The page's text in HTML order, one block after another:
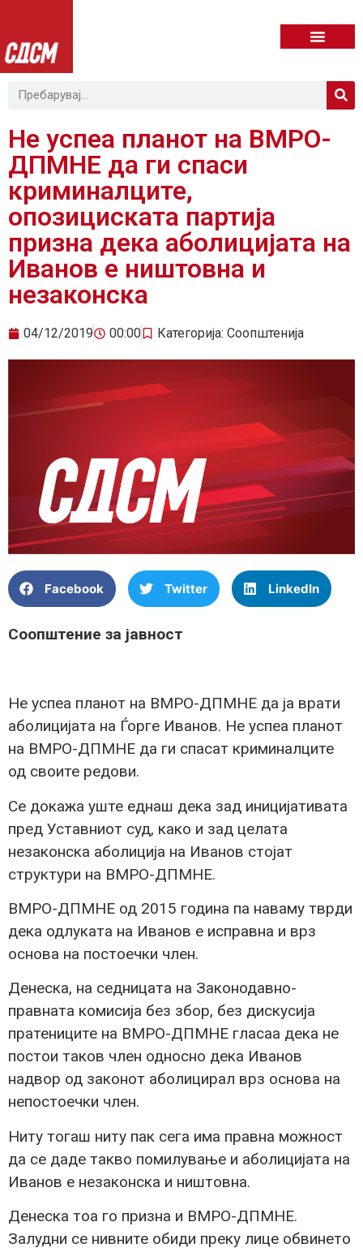
Не успеа планот на ВМРО-
ДПМНЕ да ги спаси
криминалците,
опозициската партија
призна дека аболицијата на
Иванов е ништовна и
незаконска
04/12/2019 00:00 Категорија: Соопштенија
Facebook Twitter LinkedIn
Соопштение за јавност
Не успеа планот на ВМРО-ДПМНЕ да ја врати
аболицијата на Ѓорге Иванов. Не успеа планот
на ВМРО-ДПМНЕ да ги спасат криминалците
од своите редови.
Се докажа уште еднаш дека зад иницијативата
пред Уставниот суд, како и зад целата
незаконска аболиција на Иванов стојат
структури на ВМРО-ДПМНЕ.
ВМРО-ДПМНЕ од 2015 година па наваму тврди
дека одлуката на Иванов е исправна и врз
основа на постоечки член.
Денеска, на седницата на Законодавно-
правната комисија без збор, без дискусија
пратениците на ВМРО-ДПМНЕ гласаа дека не
постои таков член односно дека Иванов
надвор од законот аболицирал врз основа на
непостоечки член.
Ниту тогаш ниту пак сега има правна можност
да се даде такво помилување и аболицијата на
Иванов е незаконска и ништовна.
Денеска тоа го призна и ВМРО-ДПМНЕ.
Залудни се нивните обиди преку лице обвинето